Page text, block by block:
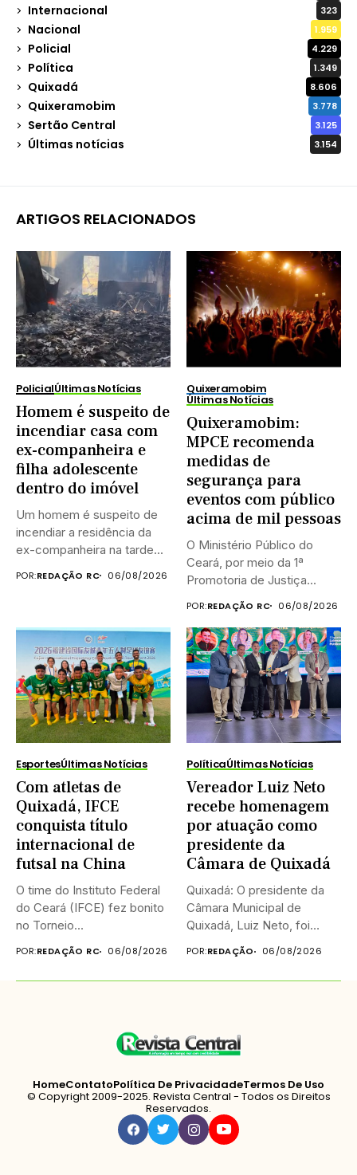
Internacional 323
Nacional 1.959
Policial 4.229
Política 1.349
Quixadá 8.606
Quixeramobim 3.778
Sertão Central 3.125
Últimas notícias 3.154
ARTIGOS RELACIONADOS
PolicialÚltimas Notícias
Homem é suspeito de
incendiar casa com
ex-companheira e
filha adolescente
dentro do imóvel
Um homem é suspeito de
incendiar a residência da
ex-companheira na tarde...
POR:REDAÇÃO RC 06/08/2026
Quixeramobim
Últimas Notícias
Quixeramobim:
MPCE recomenda
medidas de
segurança para
eventos com público
acima de mil pessoas
O Ministério Público do
Ceará, por meio da 1ª
Promotoria de Justiça...
POR:REDAÇÃO RC 06/08/2026
EsportesÚltimas Notícias
Com atletas de
Quixadá, IFCE
conquista título
internacional de
futsal na China
O time do Instituto Federal
do Ceará (IFCE) fez bonito
no Torneio...
POR:REDAÇÃO RC 06/08/2026
PolíticaÚltimas Notícias
Vereador Luiz Neto
recebe homenagem
por atuação como
presidente da
Câmara de Quixadá
Quixadá: O presidente da
Câmara Municipal de
Quixadá, Luiz Neto, foi
homenageado na...
POR:REDAÇÃO 06/08/2026
HomeContatoPolítica De PrivacidadeTermos De Uso
© Copyright 2009-2025. Revista Central - Todos os Direitos
Reservados.